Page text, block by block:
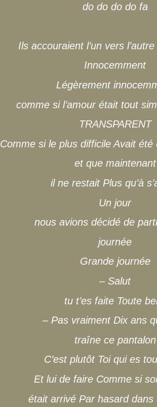
do do do do fa
Ils accouraient l’un vers
Innocemment
Légèrement
comme si l’amour était tout
TRANSPARENT
Comme si le plus difficile Avait
et que maintenant
il ne restait Plus qu’à
Un jour
nous avions décidé de
journée
Grande journée
– Salut
tu t’es faite Toute
– Pas vraiment Dix ans
traîne ce pantalon
C’est plutôt Toi qui es
Et lui de faire Comme si
était arrivé Par hasard dans